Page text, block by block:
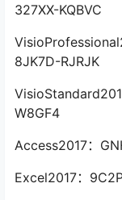
327XX-KQBVC
8JK7D-RJRJK
W8GF4
Access2017：
Excel2017：